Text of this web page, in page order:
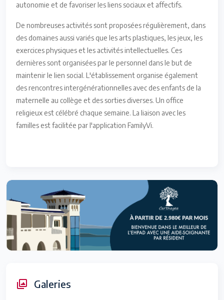
autonomie et de favoriser les liens sociaux et affectifs.
De nombreuses activités sont proposées régulièrement, dans
des domaines aussi variés que les arts plastiques, les jeux, les
exercices physiques et les activités intellectuelles. Ces
dernières sont organisées par le personnel dans le but de
maintenir le lien social. L'établissement organise également
des rencontres intergénérationnelles avec des enfants de la
maternelle au collège et des sorties diverses. Un office
religieux est célébré chaque semaine. La liaison avec les
familles est facilitée par l'application FamilyVi.
Galeries